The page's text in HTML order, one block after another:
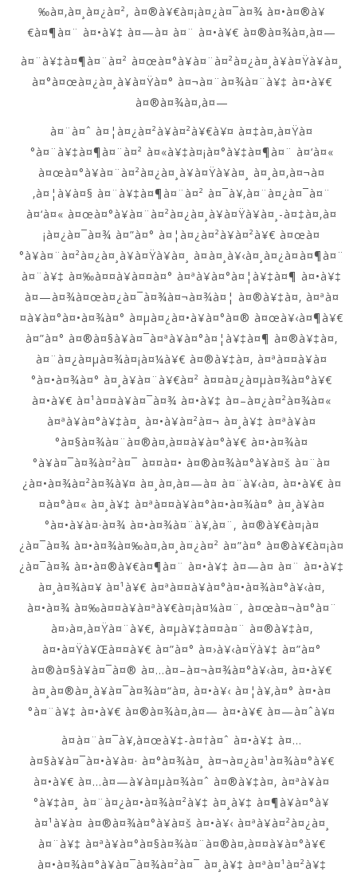
‰à¤‚à¤¸à¤¿à¤², à¤®à¥€à¤¡à¤¿à¤¯à¤¾ à¤•à¤®à¥
€à¤¶à¤¨ à¤•à¥‡ à¤—à¤ à¤¨ à¤•à¥€ à¤®à¤¾à¤‚à¤—
à¤¨à¥‡à¤¶à¤¨à¤² à¤œà¤°à¥à¤¨à¤²à¤¿à¤¸à¥à¤Ÿà¥à¤¸
à¤°à¤œà¤¿à¤¸à¥à¤Ÿà¤° à¤¬à¤¨à¤¾à¤¨à¥‡ à¤•à¥€
à¤®à¤¾à¤‚à¤—
à¤¨à¤ˆ à¤¦à¤¿à¤²à¥à¤²à¥€à¥¤ à¤‡à¤‚à¤Ÿà¤
°à¤¨à¥‡à¤¶à¤¨à¤² à¤«à¥‡à¤¡à¤°à¥‡à¤¶à¤¨ à¤‘à¤«
à¤œà¤°à¥à¤¨à¤²à¤¿à¤¸à¥à¤Ÿà¥à¤¸ à¤¸à¤‚à¤¬à¤
‚à¤¦à¥à¤§ à¤¨à¥‡à¤¶à¤¨à¤² à¤¯à¥‚à¤¨à¤¿à¤¯à¤¨
à¤‘à¤« à¤œà¤°à¥à¤¨à¤²à¤¿à¤¸à¥à¤Ÿà¥à¤¸-à¤‡à¤‚à¤
¡à¤¿à¤¯à¤¾ à¤”à¤° à¤¦à¤¿à¤²à¥à¤²à¥€ à¤œà¤
°à¥à¤¨à¤²à¤¿à¤¸à¥à¤Ÿà¥à¤¸ à¤à¤¸à¥‹à¤¸à¤¿à¤à¤¶à¤¨
à¤¨à¥‡ à¤‰à¤¤à¥à¤¤à¤° à¤ªà¥à¤°à¤¦à¥‡à¤¶ à¤•à¥‡
à¤—à¤¾à¤œà¤¿à¤¯à¤¾à¤¬à¤¾à¤¦ à¤®à¥‡à¤‚ à¤ªà¤
¤à¥à¤°à¤•à¤¾à¤° à¤µà¤¿à¤•à¥à¤°à¤® à¤œà¥‹à¤¶à¥€
à¤”à¤° à¤®à¤§à¥à¤¯à¤ªà¥à¤°à¤¦à¥‡à¤¶ à¤®à¥‡à¤‚
à¤¨à¤¿à¤µà¤¾à¤¡à¤¼à¥€ à¤®à¥‡à¤‚ à¤ªà¤¤à¥à¤
°à¤•à¤¾à¤° à¤¸à¥à¤¨à¥€à¤² à¤¤à¤¿à¤µà¤¾à¤°à¥€
à¤•à¥€ à¤¹à¤¤à¥à¤¯à¤¾ à¤•à¥‡ à¤–à¤¿à¤²à¤¾à¤«
à¤ªà¥à¤°à¥‡à¤¸ à¤•à¥à¤²à¤¬ à¤¸à¥‡ à¤ªà¥à¤
°à¤§à¤¾à¤¨à¤®à¤‚à¤¤à¥à¤°à¥€ à¤•à¤¾à¤
°à¥à¤¯à¤¾à¤²à¤¯ à¤¤à¤• à¤®à¤¾à¤°à¥à¤š à¤¨à¤
¿à¤•à¤¾à¤²à¤¾à¥¤ à¤¸à¤‚à¤—à¤ à¤¨à¥‹à¤‚ à¤•à¥€ à¤
¤à¤°à¤« à¤¸à¥‡ à¤ªà¤¤à¥à¤°à¤•à¤¾à¤° à¤¸à¥à¤
°à¤•à¥à¤·à¤¾ à¤•à¤¾à¤¨à¥‚à¤¨, à¤®à¥€à¤¡à¤
¿à¤¯à¤¾ à¤•à¤¾à¤‰à¤‚à¤¸à¤¿à¤² à¤”à¤° à¤®à¥€à¤¡à¤
¿à¤¯à¤¾ à¤•à¤®à¥€à¤¶à¤¨ à¤•à¥‡ à¤—à¤ à¤¨ à¤•à¥‡
à¤¸à¤¾à¤¥ à¤¹à¥€ à¤ªà¤¤à¥à¤°à¤•à¤¾à¤°à¥‹à¤‚
à¤•à¤¾ à¤‰à¤¤à¥à¤ªà¥€à¤¡à¤¼à¤¨, à¤œà¤¬à¤°à¤¨
à¤›à¤‚à¤Ÿà¤¨à¥€, à¤µà¥‡à¤¤à¤¨ à¤®à¥‡à¤‚
à¤•à¤Ÿà¥Œà¤¤à¥€ à¤”à¤° à¤›à¥‹à¤Ÿà¥‡ à¤”à¤°
à¤®à¤§à¥à¤¯à¤® à¤…à¤–à¤¬à¤¾à¤°à¥‹à¤‚ à¤•à¥€
à¤¸à¤®à¤¸à¥à¤¯à¤¾à¤“à¤‚ à¤•à¥‹ à¤¦à¥‚à¤° à¤•à¤
°à¤¨à¥‡ à¤•à¥€ à¤®à¤¾à¤‚à¤— à¤•à¥€ à¤—à¤ˆà¥¤
à¤à¤¨à¤¯à¥‚à¤œà¥‡-à¤†à¤ˆ à¤•à¥‡ à¤…
à¤§à¥à¤¯à¤•à¥à¤· à¤°à¤¾à¤¸ à¤¬à¤¿à¤¹à¤¾à¤°à¥€
à¤•à¥€ à¤…à¤—à¥à¤µà¤¾à¤ˆ à¤®à¥‡à¤‚ à¤ªà¥à¤
°à¥‡à¤¸ à¤¨à¤¿à¤•à¤¾à¤²à¥‡ à¤¸à¥‡ à¤¶à¥à¤°à¥
à¤¹à¥à¤ à¤®à¤¾à¤°à¥à¤š à¤•à¥‹ à¤ªà¥à¤²à¤¿à¤¸
à¤¨à¥‡ à¤ªà¥à¤°à¤§à¤¾à¤¨à¤®à¤‚à¤¤à¥à¤°à¥€
à¤•à¤¾à¤°à¥à¤¯à¤¾à¤²à¤¯ à¤¸à¥‡ à¤ªà¤¹à¤²à¥‡